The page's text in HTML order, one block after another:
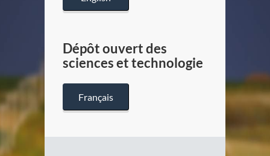
Dépôt ouvert des
sciences et technologie
Français